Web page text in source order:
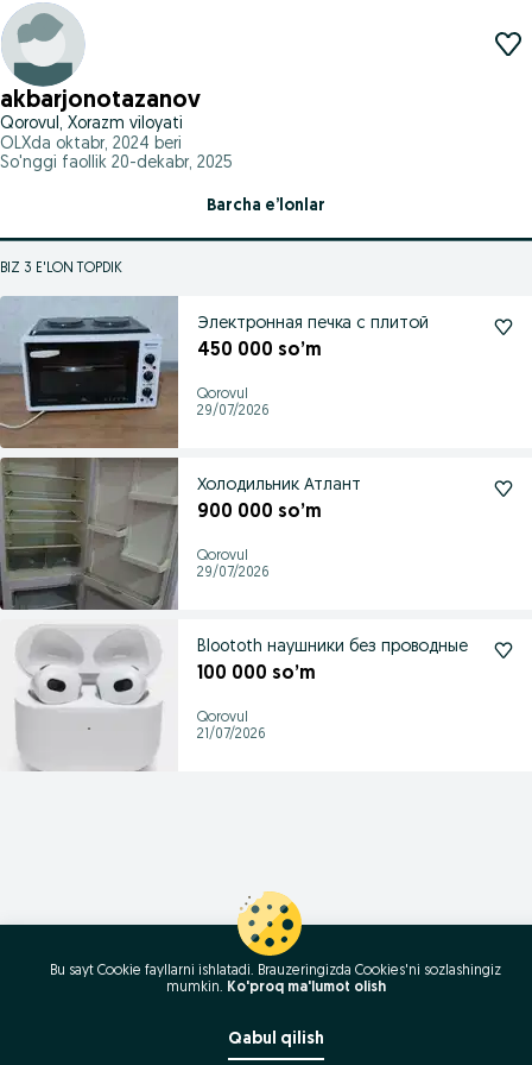
akbarjonotazanov
Qorovul, Xorazm viloyati
OLXda oktabr, 2024 beri
So'nggi faollik 20-dekabr, 2025
Barcha e’lonlar
BIZ 3 E'LON TOPDIK
Электронная печка с плитой
450 000 so’m
Qorovul
29/07/2026
Холодильник Атлант
900 000 so’m
Qorovul
29/07/2026
Bloototh наушники без проводные
100 000 so’m
Qorovul
21/07/2026
Bu sayt Cookie fayllarni ishlatadi. Brauzeringizda Cookies'ni sozlashingiz
mumkin. Ko'proq ma'lumot olish
Qabul qilish